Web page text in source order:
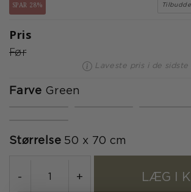
SPAR 28%
Pris
Før
Laveste pris i de sidste
Farve Green
Størrelse 50 x 70 cm
- + LÆG I